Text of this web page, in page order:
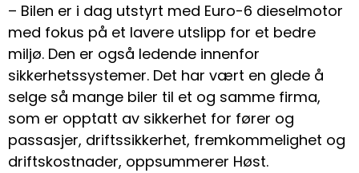
– Bilen er i dag utstyrt med Euro-6 dieselmotor
med fokus på et lavere utslipp for et bedre
miljø. Den er også ledende innenfor
sikkerhetssystemer. Det har vært en glede å
selge så mange biler til et og samme firma,
som er opptatt av sikkerhet for fører og
passasjer, driftssikkerhet, fremkommelighet og
driftskostnader, oppsummerer Høst.